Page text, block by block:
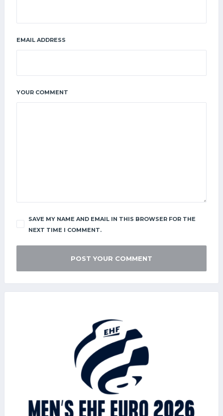
EMAIL ADDRESS
YOUR COMMENT
SAVE MY NAME AND EMAIL IN THIS BROWSER FOR THE
NEXT TIME I COMMENT.